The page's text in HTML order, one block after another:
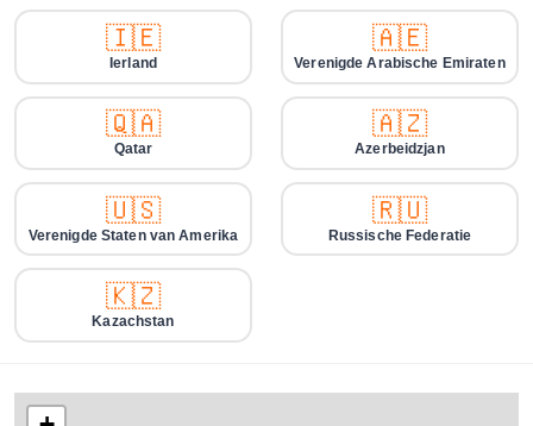
🇮🇪
Ierland
🇦🇪
Verenigde Arabische Emiraten
🇶🇦
Qatar
🇦🇿
Azerbeidzjan
🇺🇸
Verenigde Staten van Amerika
🇷🇺
Russische Federatie
🇰🇿
Kazachstan